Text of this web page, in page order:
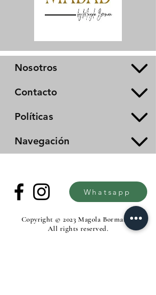
Nosotros
Contacto
Políticas
Navegación
Whatsapp
Copyright © 2023 Magola Borman®.
All rights reserved.